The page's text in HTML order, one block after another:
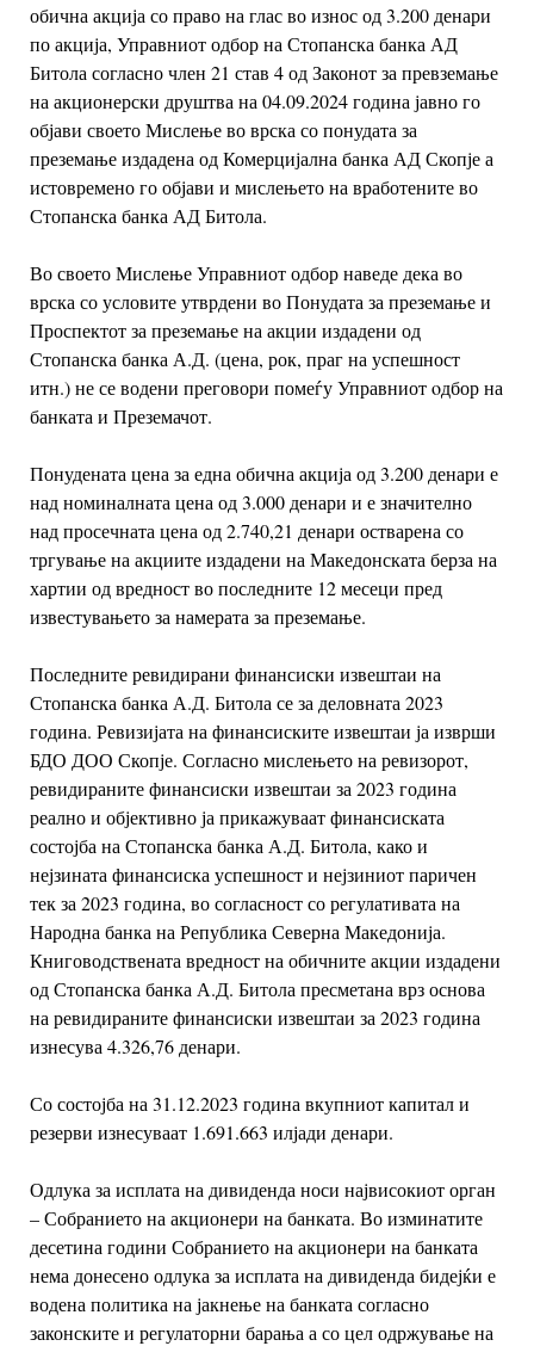
обична акција со право на глас во износ од 3.200 денари
по акција, Управниот одбор на Стопанска банка АД
Битола согласно член 21 став 4од Законот за превземање
на акционерски друштва на 04.09.2024 година јавно го
објави своето Мислење во врска со понудата за
преземање издадена од Комерцијална банка АДСкопје а
истовремено го објави и мислењето на вработените во
Стопанска банка АДБитола.
Во своето Мислење Управниот одбор наведе дека во
врска со условите утврдени воПонудата за преземање и
Проспектот за преземање на акции издадени од
Стопанска банка А.Д. (цена, рок, праг на успешност
итн.) не се водени преговори помеѓу Управниот oдбор на
банката и Преземачот.
Понудената цена за една обична акција од 3.200 денари е
над номиналната цена од3.000 денари и е значително
над просечната цена од 2.740,21 денари остварена со
тргување на акциите издадени на Македонската берза на
хартии одвредност во последните 12 месеци пред
известувањето за намерата за преземање.
Последните ревидирани финансиски извештаи на
Стопанска банка А.Д. Битола се за деловната 2023
година. Ревизијата на финансиските извештаи ја изврши
БДО ДОО Скопје. Согласно мислењето на ревизорот,
ревидираните финансиски извештаи за 2023 година
реално и објективно ја прикажуваат финансиската
состојба на Стопанска банка А.Д. Битола, како и
нејзината финансиска успешност и нејзиниот паричен
тек за 2023 година, во согласност со регулативата на
Народна банка на Република Северна Македонија.
Книговодствената вредност на обичните акции издадени
од Стопанска банка А.Д. Битола пресметана врз основа
на ревидираните финансиски извештаи за 2023 година
изнесува 4.326,76 денари.
Со состојба на 31.12.2023 година вкупниот капитал и
резерви изнесуваат 1.691.663 илјади денари.
Одлука за исплата на дивиденда носи највисокиот орган
– Собранието на акционери на банката. Во изминатите
десетина години Собранието на акционери на банката
нема донесено одлука за исплата на дивиденда бидејќи е
водена политика на јакнење на банката согласно
законските и регулаторни барања а со цел одржување на